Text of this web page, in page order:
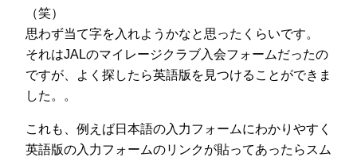
（笑）
思わず当て字を入れようかなと思ったくらいです。
それはJALのマイレージクラブ入会フォームだったの
ですが、よく探したら英語版を見つけることができま
した。。
これも、例えば日本語の入力フォームにわかりやすく
英語版の入力フォームのリンクが貼ってあったらスム